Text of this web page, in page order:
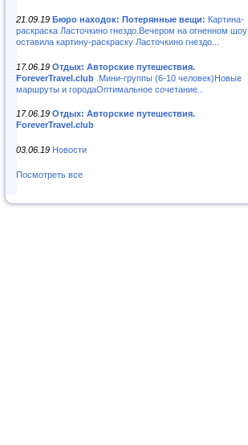
21.09.19 Бюро находок: Потерянные вещи: Картина-
раскраска Ласточкино гнездо.Вечером на огненном шоу
оставила картину-раскраску Ласточкино гнездо...
17.06.19 Отдых: Авторские путешествия.
ForeverTravel.club .Мини-группы (6-10 человек)Новые
маршруты и городаОптимальное сочетание..
17.06.19 Отдых: Авторские путешествия.
ForeverTravel.club
03.06.19 Новости
Посмотреть все